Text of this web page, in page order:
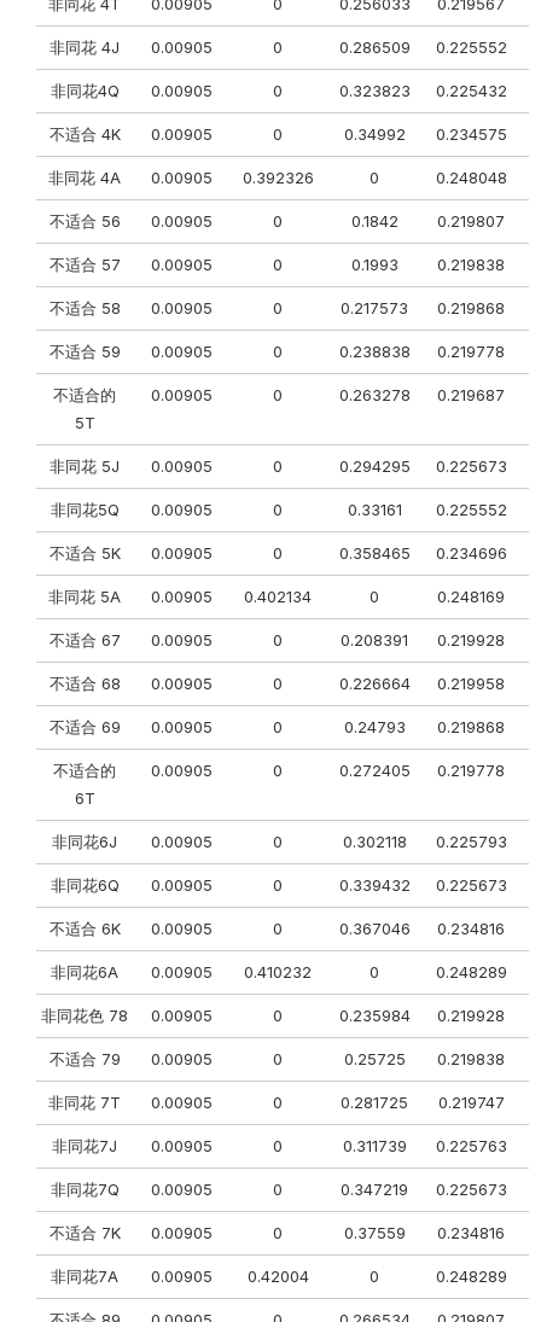
非同花 4J 0.00905 0 0.286509 0.225552
非同花4Q 0.00905 0 0.323823 0.225432
不适合 4K 0.00905 0 0.34992 0.234575
非同花 4A 0.00905 0.392326 0 0.248048
不适合 56 0.00905 0 0.1842 0.219807
不适合 57 0.00905 0 0.1993 0.219838
不适合 58 0.00905 0 0.217573 0.219868
不适合 59 0.00905 0 0.238838 0.219778
不适合的
5T
0.00905 0 0.263278 0.219687
非同花 5J 0.00905 0 0.294295 0.225673
非同花5Q 0.00905 0 0.33161 0.225552
不适合 5K 0.00905 0 0.358465 0.234696
非同花 5A 0.00905 0.402134 0 0.248169
不适合 67 0.00905 0 0.208391 0.219928
不适合 68 0.00905 0 0.226664 0.219958
不适合 69 0.00905 0 0.24793 0.219868
不适合的
6T
0.00905 0 0.272405 0.219778
非同花6J 0.00905 0 0.302118 0.225793
非同花6Q 0.00905 0 0.339432 0.225673
不适合 6K 0.00905 0 0.367046 0.234816
非同花6A 0.00905 0.410232 0 0.248289
非同花色 78 0.00905 0 0.235984 0.219928
不适合 79 0.00905 0 0.25725 0.219838
非同花 7T 0.00905 0 0.281725 0.219747
非同花7J 0.00905 0 0.311739 0.225763
非同花7Q 0.00905 0 0.347219 0.225673
不适合 7K 0.00905 0 0.37559 0.234816
非同花7A 0.00905 0.42004 0 0.248289